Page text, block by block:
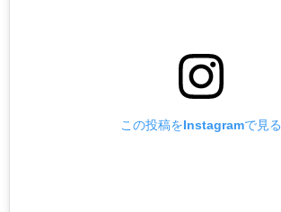
この投稿をInstagramで見る